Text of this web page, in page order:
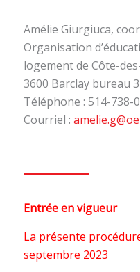
Amélie Giurgiuca,
Organisation
logement de Côte-
3600 Barclay bureau
Téléphone : 514-738-
Courriel :
Entrée en vigueur
La présente
septembre 2023